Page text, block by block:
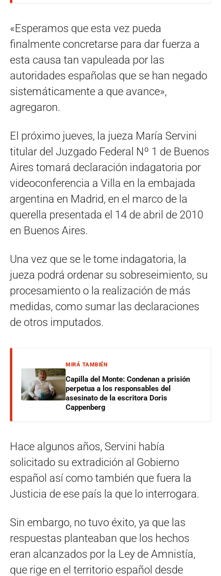
«Esperamos que esta vez pueda
finalmente concretarse para dar fuerza a
esta causa tan vapuleada por las
autoridades españolas que se han negado
sistemáticamente a que avance»,
agregaron.
El próximo jueves, la jueza María Servini
titular del Juzgado Federal Nº 1 de Buenos
Aires tomará declaración indagatoria por
videoconferencia a Villa en la embajada
argentina en Madrid, en el marco de la
querella presentada el 14 de abril de 2010
en Buenos Aires.
Una vez que se le tome indagatoria, la
jueza podrá ordenar su sobreseimiento, su
procesamiento o la realización de más
medidas, como sumar las declaraciones
de otros imputados.
MIRÁ TAMBIÉN
Capilla del Monte: Condenan a prisión
perpetua a los responsables del
asesinato de la escritora Doris
Cappenberg
Hace algunos años, Servini había
solicitado su extradición al Gobierno
español así como también que fuera la
Justicia de ese país la que lo interrogara.
Sin embargo, no tuvo éxito, ya que las
respuestas planteaban que los hechos
eran alcanzados por la Ley de Amnistía,
que rige en el territorio español desde